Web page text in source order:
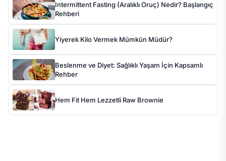
Intermittent Fasting (Aralıklı Oruç) Nedir? Başlangıç
Rehberi
Yiyerek Kilo Vermek Mümkün Müdür?
Beslenme ve Diyet: Sağlıklı Yaşam İçin Kapsamlı
Rehber
Hem Fit Hem Lezzetli Raw Brownie